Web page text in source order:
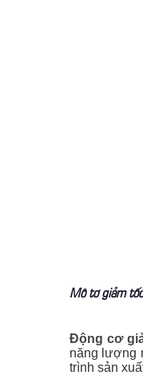
Mô tơ giảm
Động cơ
năng lượng
trình sản